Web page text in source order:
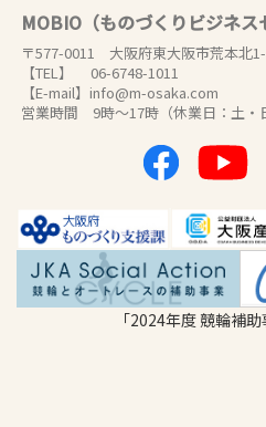
MOBIO（ものづくりビジネス
〒577-0011 大阪府東大阪市荒本北
【TEL】 06-6748-1011
【E-mail】info@m-osaka.com
営業時間 9時～17時（休業日：土・
「2024年度 競輪補